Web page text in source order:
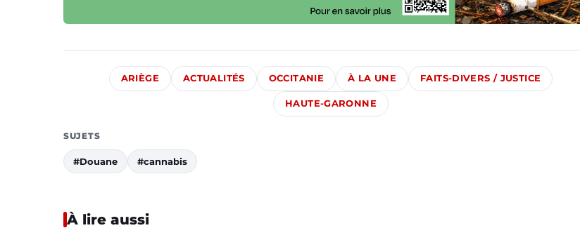
ARIÈGE ACTUALITÉS OCCITANIE À LA UNE FAITS-DIVERS / JUSTICE
HAUTE-GARONNE
SUJETS
#Douane #cannabis
À lire aussi